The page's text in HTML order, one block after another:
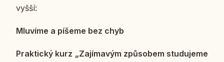
vyšší:
Mlu­ví­me a píšeme bez chyb
Prak­tic­ký kurz „Za­jí­ma­vým způ­so­bem stu­du­je­me